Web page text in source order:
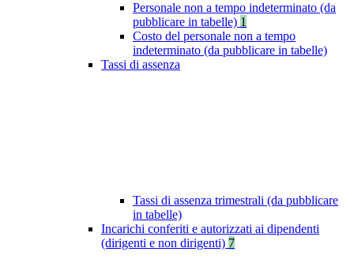
Personale non a tempo indeterminato (da
pubblicare in tabelle) 1
Costo del personale non a tempo
indeterminato (da pubblicare in tabelle)
Tassi di assenza
Tassi di assenza trimestrali (da pubblicare
in tabelle)
Incarichi conferiti e autorizzati ai dipendenti
(dirigenti e non dirigenti) 7